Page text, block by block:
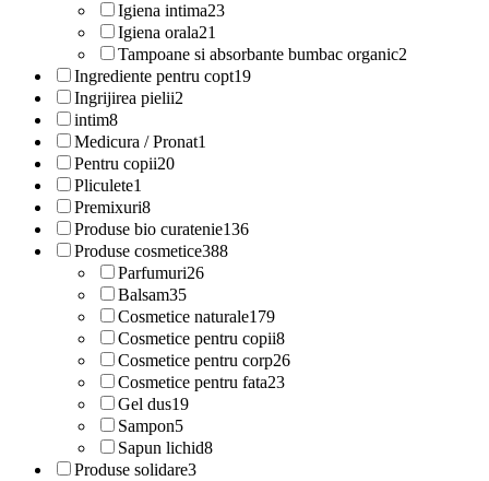
Igiena intima23
Igiena orala21
Tampoane si absorbante bumbac organic2
Ingrediente pentru copt19
Ingrijirea pielii2
intim8
Medicura / Pronat1
Pentru copii20
Pliculete1
Premixuri8
Produse bio curatenie136
Produse cosmetice388
Parfumuri26
Balsam35
Cosmetice naturale179
Cosmetice pentru copii8
Cosmetice pentru corp26
Cosmetice pentru fata23
Gel dus19
Sampon5
Sapun lichid8
Produse solidare3